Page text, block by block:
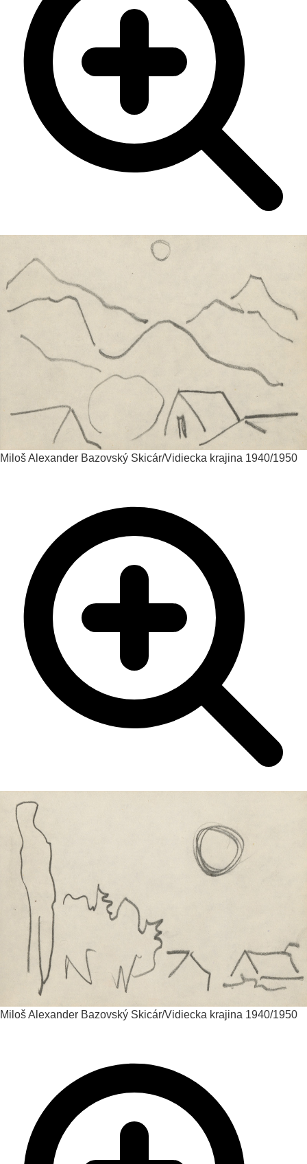
Miloš Alexander Bazovský Skicár/Vidiecka krajina 1940/1950
Miloš Alexander Bazovský Skicár/Vidiecka krajina 1940/1950